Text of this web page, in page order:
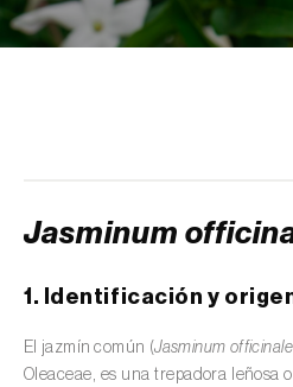
Alcaravea (Carum carvi)
Gossypium
Aliso (Alnus glutinosa)
Jasminum
1. Identificación y
El jazmín común (Jasminum officinale
Oleaceae, es una trepadora leñosa